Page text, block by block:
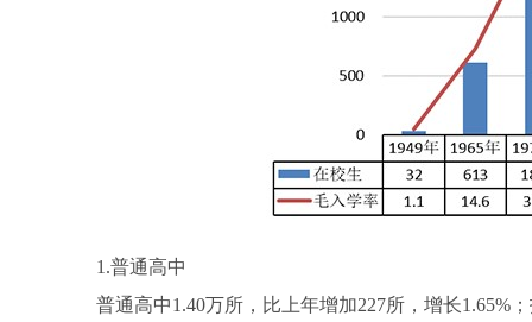
1.普通高中
普通高中1.40万所，比上年增加227所，增长1.65%；